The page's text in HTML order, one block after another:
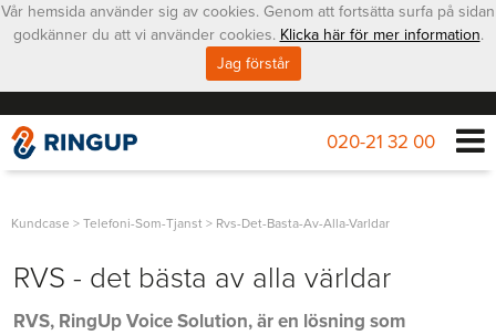
020-21 32 00
Kundcase > Telefoni-Som-Tjanst > Rvs-Det-Basta-Av-Alla-Varldar
RVS - det bästa av alla världar
RVS, RingUp Voice Solution, är en lösning som
Vår hemsida använder sig av cookies. Genom att fortsätta surfa på sidan
godkänner du att vi använder cookies. Klicka här för mer information.
Jag förstår